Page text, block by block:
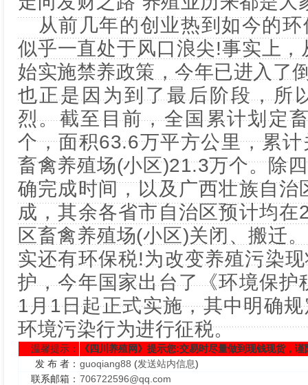
从前几年的创业热到如今的环
似乎一直处于风口浪尖!事实上
始实施禁养政策，今年已进入了
也正是因为到了最后阶段，所
烈。截至目前，全国累计划定
个，面积63.6万平方公里，累
畜禽养殖场(小区)21.3万个。除
确完成时间，以及广西壮族自治
成，其余各省市自治区预计均
区畜禽养殖场(小区)关闭、搬迁
实还有环保税!为改变养殖污染
护，今年国家出台了《环境保护
1月1日起正式实施，其中明确
环境污染行为进行征税。
温馨提示：
《四川养殖网》提示您:交易时尽量做到现钱现货，
发 布 者： guoqiang88 (发送站内信息)
联系邮箱： 706722596@qq.com